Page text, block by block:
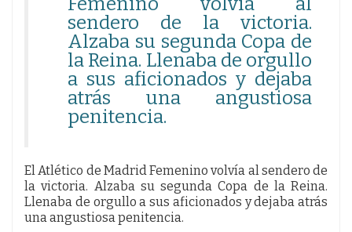
sendero de la victoria.
Alzaba su segunda Copa de
la Reina. Llenaba de orgullo
a sus aficionados y dejaba
atrás una angustiosa
penitencia.
El Atlético de Madrid Femenino volvía al sendero de
la victoria. Alzaba su segunda Copa de la Reina.
Llenaba de orgullo a sus aficionados y dejaba atrás
una angustiosa penitencia.